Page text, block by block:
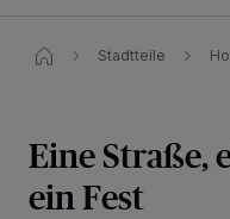
Stadtteile
Eine Straße,
ein Fest